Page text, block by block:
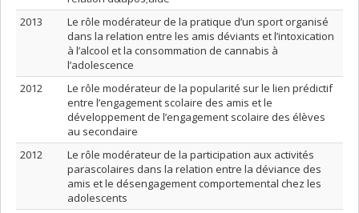
2013
Le rôle modérateur de la pratique d’un sport organisé
dans la relation entre les amis déviants et l’intoxication
à l’alcool et la consommation de cannabis à
l’adolescence
2012
Le rôle modérateur de la popularité sur le lien prédictif
entre l’engagement scolaire des amis et le
développement de l’engagement scolaire des élèves
au secondaire
2012
Le rôle modérateur de la participation aux activités
parascolaires dans la relation entre la déviance des
amis et le désengagement comportemental chez les
adolescents